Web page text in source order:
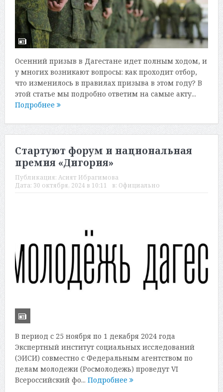
Осенний призыв в Дагестане идет полным ходом, и
у многих возникают вопросы: как проходит отбор,
что изменилось в правилах призыва в этом году? В
этой статье мы подробно ответим на самые акту...
Подробнее
Стартуют форум и национальная
премия «Дигория»
Публикация: Асият Ибрагимова
Дата: 30 октября, 2024 в 10:11 в: Официально
В период с 25 ноября по 1 декабря 2024 года
Экспертный институт социальных исследований
(ЭИСИ) совместно с Федеральным агентством по
делам молодежи (Росмолодежь) проведут VI
Всероссийский фо... Подробнее